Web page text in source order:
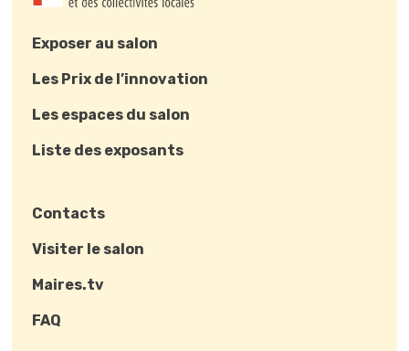
Exposer au salon
Les Prix de l’innovation
Les espaces du salon
Liste des exposants
Contacts
Visiter le salon
Maires.tv
FAQ